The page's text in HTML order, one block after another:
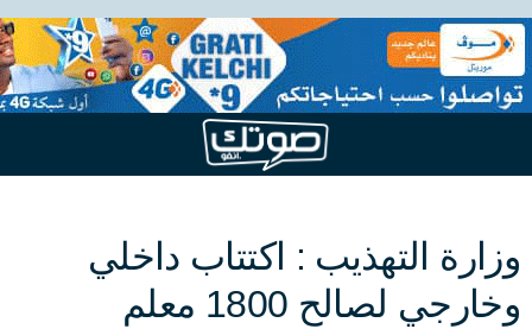
وزارة التهذيب : اكتتاب داخلي
وخارجي لصالح 1800 معلم